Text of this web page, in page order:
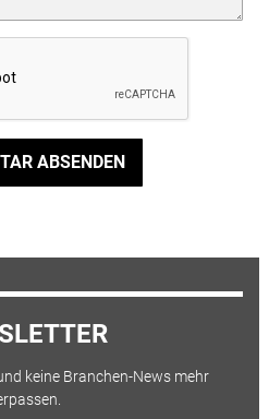
ABSENDEN
keine Branchen-News mehr